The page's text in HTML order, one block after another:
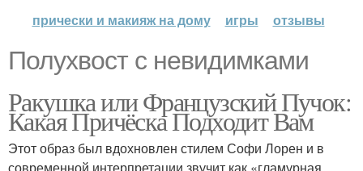
прически и макияж на дому
игры отзывы
Полухвост с невидимками
Ракушка или Французский Пучок:
Какая Причёска Подходит Вам
Этот образ был вдохновлен стилем Софи Лорен и в